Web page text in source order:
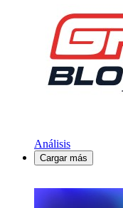
Análisis
Cargar más